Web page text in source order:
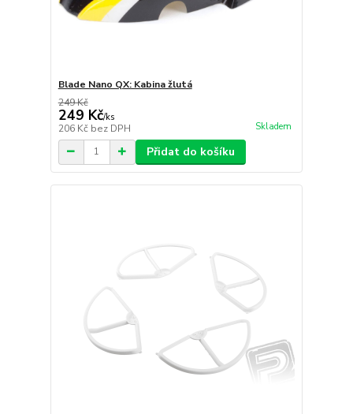
Blade Nano QX: Kabina žlutá
249 Kč
249 Kč/ks
206 Kč bez DPH Skladem
Přidat do košíku